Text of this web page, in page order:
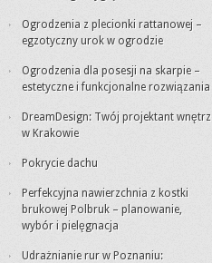
Ogrodzenia z plecionki rattanowej –
egzotyczny urok w ogrodzie
Ogrodzenia dla posesji na skarpie –
estetyczne i funkcjonalne rozwiązania
DreamDesign: Twój projektant wnętrz
w Krakowie
Pokrycie dachu
Perfekcyjna nawierzchnia z kostki
brukowej Polbruk – planowanie,
wybór i pielęgnacja
Udrażnianie rur w Poznaniu: